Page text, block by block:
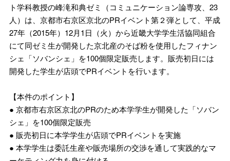
ト学科教授の峰滝和典ゼミ（コミュニケーション論専攻、23
人）は、京都市右京区京北のPRイベント第２弾として、平成
27年（2015年）12月1日（火）から近畿大学学生活協同組合
にて同ゼミ生が開発した京北産のそば粉を使用したフィナン
シェ「ソバンシェ」を100個限定販売します。販売初日には
開発した学生が店頭でPRイベントを行います。
【本件のポイント】
● 京都市右京区京北のPRのため本学学生が開発した「ソバン
シェ」を100個限定販売
● 販売初日に本学学生が店頭でPRイベントを実施
● 本学学生は委託生産や販売場所の交渉を通して実践的なマ